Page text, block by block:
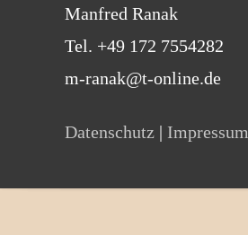
Manfred Ranak
Tel. +49 172 7554282
m-ranak@t-online.de
Datenschutz | Impressum